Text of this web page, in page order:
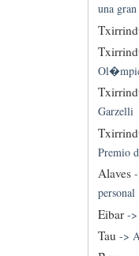
una
Garzelli
Premio
Alaves-
personal
Eibar->
Tau ->